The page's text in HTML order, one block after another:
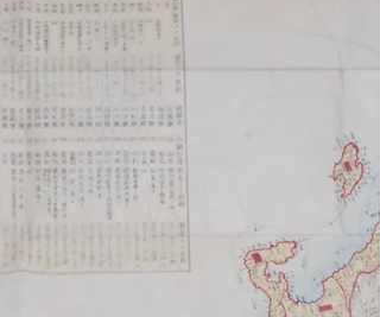
審理中の裁判などは、留守政府からの布告によ
り、「太陽暦月日不足ノ分ヲ太陽暦月日ニ引直シ
28日ヲ加ヘ其期限ト可相定事」といった措置が取
られた。収まらないのは「伊勢暦」を作成、頒布
してきた伊勢神宮だったが、維新の混乱もあった
のだろう、まだ旧暦の明治2年用の暦からは、大
暦局が発行し始めた。 同時期に、浅草天文台が廃
止された。ここには高橋至時、景保親子が天文方
に出仕していた。それまでの天文学の知見を入れ
た天保の改暦が、天保15（1844）年に行われた
浅草天文台で使われた測量器具は、開成学校（東
京大学の前身のひとつ）に引き渡されたという。
天文台が再開されたのは明治11（1878）年、本